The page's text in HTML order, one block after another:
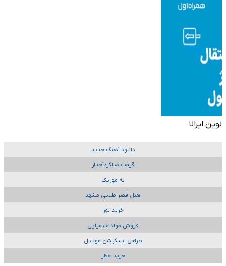
نوین ایرانا
دانلود آهنگ جدید
قیمت میلگردآجدار
به موزیک
هتل قصر طلایی مشهد
خرید تور
فروش مواد شیمیایی
طراحی اپلیکیشن موبایل
خرید عطر